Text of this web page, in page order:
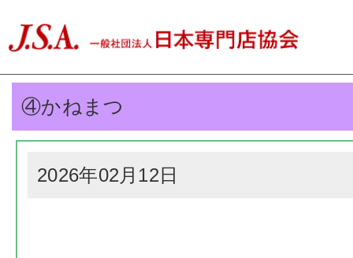
④かねまつ
2026年02月12日